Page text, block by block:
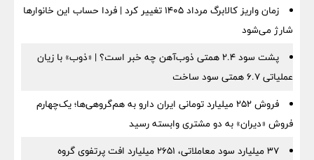
زمان واریز کالابرگ مرداد ۱۴۰۵ تغییر کرد | فردا حساب این خانوارها
شارژ می‌شود
پشت سود ۲.۴ همتی ذوب‌آهن چه خبر است؟ | «ذوب» با زیان
عملیاتی ۶.۷ همتی سود ساخت
فروش ۲۵۲ میلیارد تومانی ایران دارو به هم‌گروهی‌ها؛ یک‌چهارم
فروش «دیران» به دو مشتری وابسته رسید
۳۷ میلیارد سود معاملاتی، ۲۶۵۱ میلیارد افت پرتفوی گروه